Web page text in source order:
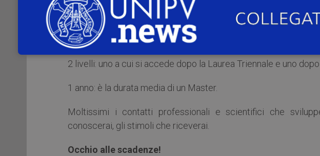
5 aree: Scienze e Tecnologie; Scienze Umane; Economia,
Sanità.
2 livelli: uno a cui si accede dopo la Laurea Triennale e uno
1 anno: è la durata media di un Master.
Moltissimi i contatti professionali e scientifici che
conoscerai, gli stimoli che riceverai.
Occhio alle scadenze!